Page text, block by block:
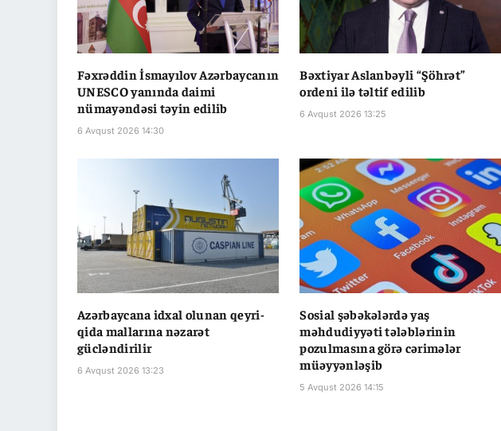
Fəxrəddin İsmayılov Azərbaycanın
UNESCO yanında daimi
nümayəndəsi təyin edilib
6 Avqust 2026 14:30
Bəxtiyar Aslanbəyli “Şöhrət”
ordeni ilə təltif edilib
6 Avqust 2026 13:25
Azərbaycana idxal olunan qeyri-
qida mallarına nəzarət
gücləndirilir
6 Avqust 2026 13:23
Sosial şəbəkələrdə yaş
məhdudiyyəti tələblərinin
pozulmasına görə cərimələr
müəyyənləşib
5 Avqust 2026 14:15